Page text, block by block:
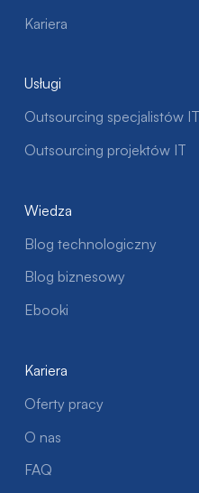
Kariera
Usługi
Outsourcing specjalistów IT
Outsourcing projektów IT
Wiedza
Blog technologiczny
Blog biznesowy
Ebooki
Kariera
Oferty pracy
O nas
FAQ